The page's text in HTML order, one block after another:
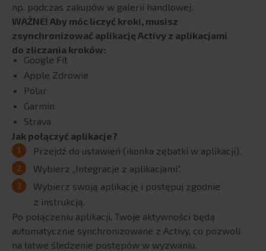
Produkcja
Finanse
Przemysł
Logistyka
Automotive
Retail
HR
Kontroling
CASE STUDIES
AKADEMIA BPX
Webinary
Szkolenia
np. podczas zakupów w galerii handlowej.
WAŻNE! Aby móc liczyć kroki, musisz
zsynchronizować aplikację Activy z aplikacjami
do zliczania kroków:
Google Fit
Apple Zdrowie
Polar
Garmin
Strava
Jak połączyć aplikacje?
Przejdź do ustawień (ikonka zębatki w aplikacji).
Wybierz „Integracje z aplikacjami”.
Wybierz swoją aplikację i postępuj zgodnie
z instrukcją.
Po połączeniu aplikacji, Twoje aktywności będą
automatycznie synchronizowane z Activy, co pozwoli
na łatwe śledzenie postępów w wyzwaniu.